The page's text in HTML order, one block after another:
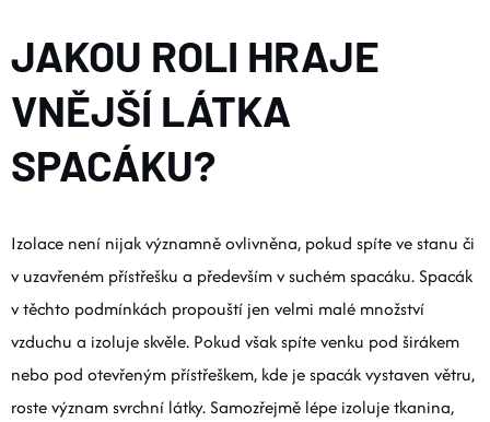
JAKOU ROLI HRAJE
VNĚJŠÍ LÁTKA
SPACÁKU?
Izolace není nijak významně ovlivněna, pokud spíte ve stanu či
v uzavřeném přístřešku a především v suchém spacáku. Spacák
v těchto podmínkách propouští jen velmi malé množství
vzduchu a izoluje skvěle. Pokud však spíte venku pod širákem
nebo pod otevřeným přístřeškem, kde je spacák vystaven větru,
roste význam svrchní látky. Samozřejmě lépe izoluje tkanina,